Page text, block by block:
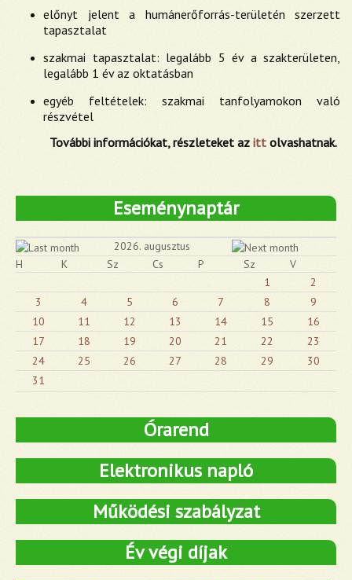
előnyt jelent a humánerőforrás-területén szerzett
tapasztalat
szakmai tapasztalat: legalább 5 év a szakterületen,
legalább 1 év az oktatásban
egyéb feltételek: szakmai tanfolyamokon való
részvétel
További információkat, részleteket az itt olvashatnak.
Eseménynaptár
2026. augusztus
H
K Sz Cs P Sz
V
1
2
3
4 5 6 7 8
9
10
11 12 13 14 15
16
17
18 19 20 21 22
23
24
25 26 27 28 29
30
31
Órarend
Elektronikus napló
Működési szabályzat
Év végi díjak